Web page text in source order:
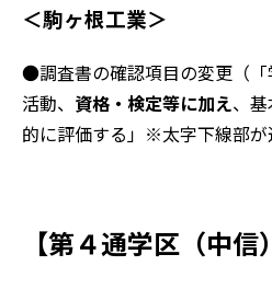
＜駒ヶ根工業＞
●調査書の確認項目の変更（
活動、 資格・検定等に加え、
的に評価する」※太字下線部が
【第４通学区（中信